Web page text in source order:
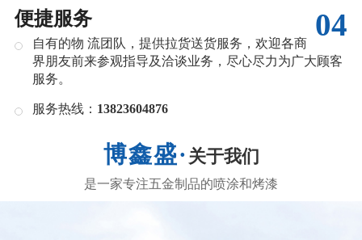
04
便捷服务
自有的物 流团队，提供拉货送货服务，欢迎各商
界朋友前来参观指导及洽谈业务，尽心尽力为广大顾客
服务。
服务热线： 13823604876
关于我们